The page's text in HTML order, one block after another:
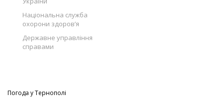
Національна служба
охорони здоров’я
Державне управління
справами
Погода уТернополі